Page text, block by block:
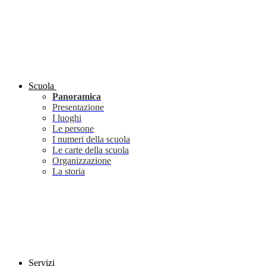
Scuola
Panoramica
Presentazione
I luoghi
Le persone
I numeri della scuola
Le carte della scuola
Organizzazione
La storia
Servizi